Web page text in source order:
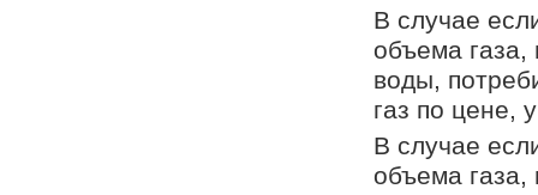
В случае
объема газа,
воды,
газ по цене,
В случае
объема